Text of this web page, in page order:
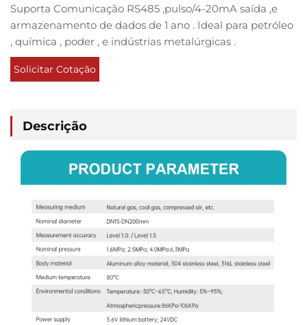
Suporta Comunicação RS485 ,pulso/4-20mA saída ,e
armazenamento de dados de 1 ano . Ideal para petróleo
, química , poder , e indústrias metalúrgicas .
Solicitar Cotação
Descrição